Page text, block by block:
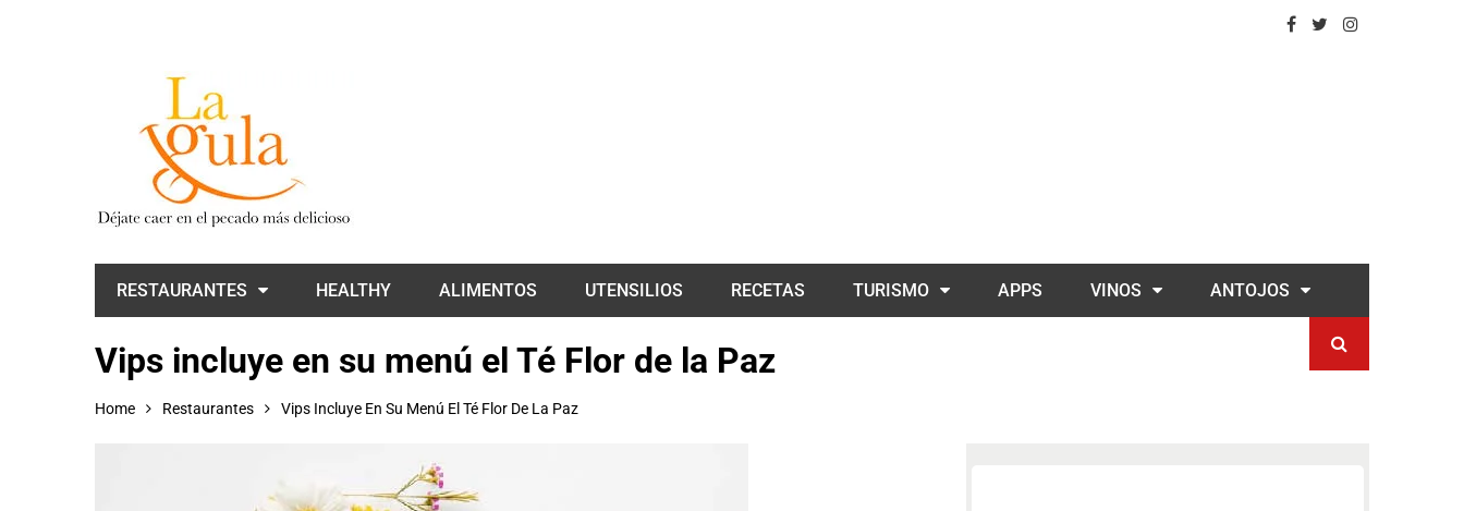
RESTAURANTES HEALTHY ALIMENTOS UTENSILIOS RECETAS TURISMO APPS VINOS ANTOJOS
Vips incluye en su menú el Té Flor de la Paz
Home Restaurantes Vips Incluye En Su Menú El Té Flor De La Paz